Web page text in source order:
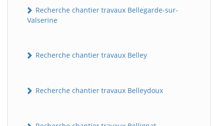
Recherche chantier travaux Bellegarde-sur-
Valserine
Recherche chantier travaux Belley
Recherche chantier travaux Belleydoux